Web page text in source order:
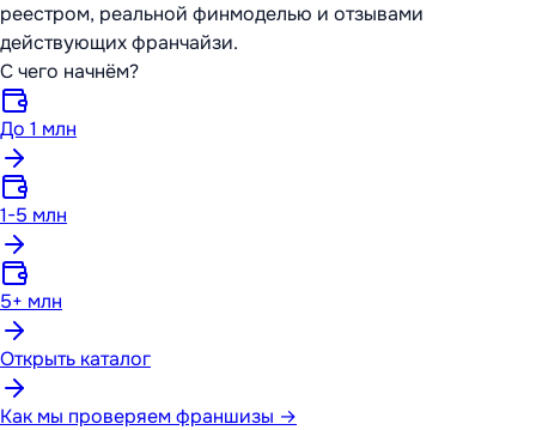
реестром, реальной финмоделью и отзывами
действующих франчайзи.
С чего начнём?
До 1 млн
1-5 млн
5+ млн
Открыть каталог
Как мы проверяем франшизы →